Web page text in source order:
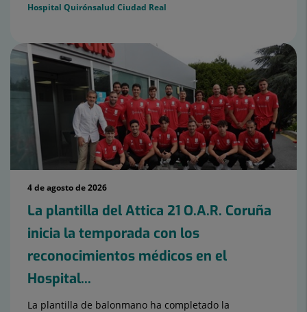
Hospital Quirónsalud Ciudad Real
4 de agosto de 2026
La plantilla del Attica 21 O.A.R. Coruña
inicia la temporada con los
reconocimientos médicos en el
Hospital...
La plantilla de balonmano ha completado la